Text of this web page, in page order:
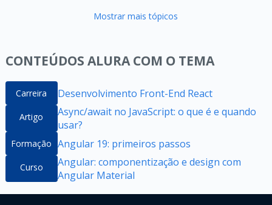
Mostrar mais tópicos
CONTEÚDOS ALURA COM O TEMA
Carreira Desenvolvimento Front-End React
Artigo
Async/await no JavaScript: o que é e quando
usar?
Formação Angular 19: primeiros passos
Curso
Angular: componentização e design com
Angular Material